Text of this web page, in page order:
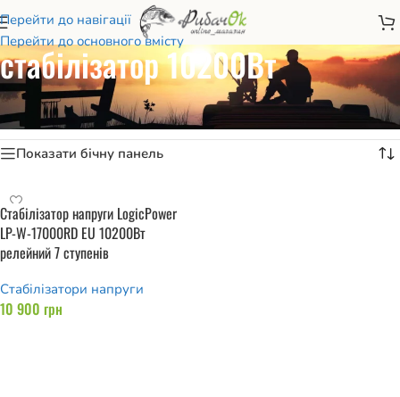
Перейти до навігації
Перейти до основного вмісту
стабілізатор 10200Вт
Головна/Товари з позначками “стабілізатор 10200Вт”
Показано один результат
Показати бічну панель
Стабілізатор напруги LogicPower
LP-W-17000RD EU 10200Вт
релейний 7 ступенів
Стабілізатори напруги
10 900 грн